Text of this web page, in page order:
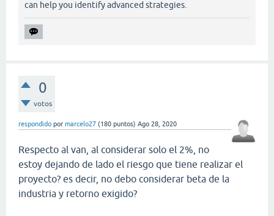
can help you identify advanced strategies.
0
votos
respondido por marcelo27 (180 puntos) Ago 28, 2020
Respecto al van, al considerar solo el 2%, no
estoy dejando de lado el riesgo que tiene realizar el
proyecto? es decir, no debo considerar beta de la
industria y retorno exigido?